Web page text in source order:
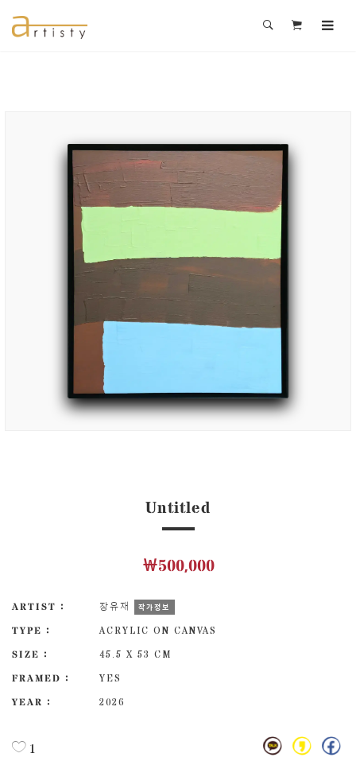
Untitled
￦500,000
ARTIST : 장유재 작가정보
TYPE :
ACRYLIC ON CANVAS
SIZE :
45.5 X 53 CM
FRAMED :
YES
YEAR :
2026
1